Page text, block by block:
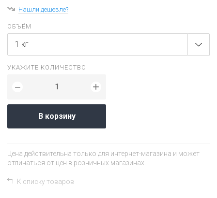
Нашли дешевле?
ОБЪЁМ
1 кг
УКАЖИТЕ КОЛИЧЕСТВО
− +
В корзину
Цена действительна только для интернет-магазина и может
отличаться от цен в розничных магазинах.
К списку товаров